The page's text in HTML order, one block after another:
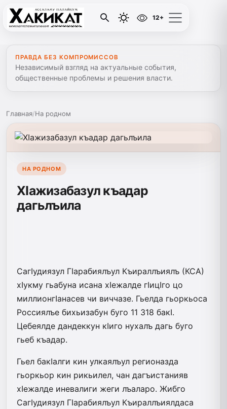
12+
ПРАВДА БЕЗ КОМПРОМИССОВ
Независимый взгляд на актуальные события,
общественные проблемы и решения власти.
Главная/На родном
НА РОДНОМ
ХIажизабазул къадар
дагьлъила
СагIудиязул ГIарабиялъул Къираллъиялъ (КСА)
хIукму гьабуна исана хIежалде гIицIго цо
миллионгIанасев чи виччазе. Гьелда гьоркьоса
Россиялъе бихьизабун буго 11 318 бакI.
Цебеялде дандеккун кIиго нухалъ дагь буго
гьеб къадар.
Гьел бакIалги кин улкаялъул регионазда
гьоркьор кин рикьилел, чан дагъистанияв
хIежалде иневалиги жеги лъаларо. Жибго
СагIудиязул ГIарабиялъул Къираллъиялдаса